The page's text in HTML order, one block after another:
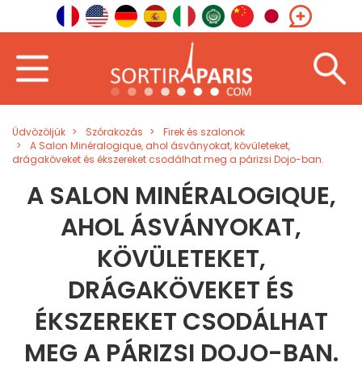
Üdvözöljük Szórakozás
Firek és szalonok
A Salon Minéralogique, ahol ásványokat, kövületeket,
drágaköveket és ékszereket csodálhat meg a párizsi Dojo-ban.
A SALON MINÉRALOGIQUE,
AHOL ÁSVÁNYOKAT,
KÖVÜLETEKET,
DRÁGAKÖVEKET ÉS
ÉKSZEREKET CSODÁLHAT
MEG A PÁRIZSI DOJO-BAN.